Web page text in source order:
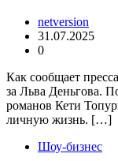
netversion
31.07.2025
0
Как сообщает
за Льва Деньгова.
романов Кети
личную жизнь. […]
Шоу-бизнес